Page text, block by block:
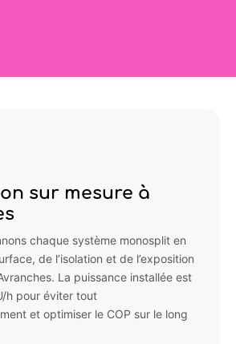
sur mesure à
chaque système monosplit en
de l’isolation et de l’exposition
La puissance installée est
h pour éviter tout
et optimiser le COP sur le long